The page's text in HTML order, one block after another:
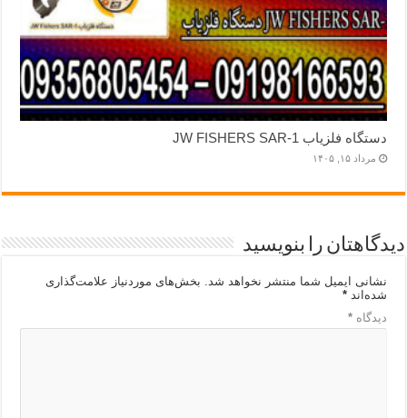
دستگاه فلزیاب JW FISHERS SAR-1
مرداد ۱۵, ۱۴۰۵
دیدگاهتان را بنویسید
نشانی ایمیل شما منتشر نخواهد شد. بخش‌های موردنیاز علامت‌گذاری
شده‌اند*
دیدگاه*